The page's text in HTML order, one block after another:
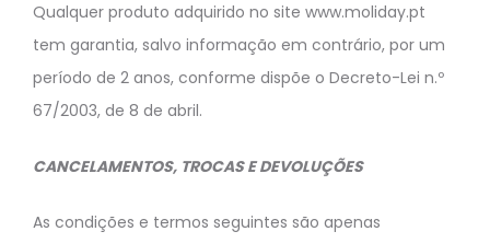
Qualquer produto adquirido no site www.moliday.pt
tem garantia, salvo informação em contrário, por um
período de 2 anos, conforme dispõe o Decreto-Lei n.º
67/2003, de 8 de abril.
CANCELAMENTOS, TROCAS E DEVOLUÇÕES
As condições e termos seguintes são apenas